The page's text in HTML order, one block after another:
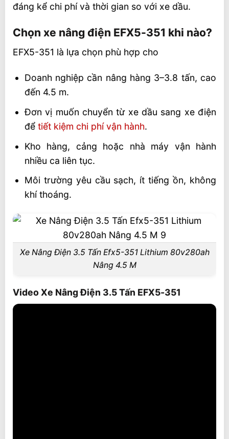
đáng kể chi phí và thời gian so với xe dầu.
Chọn xe nâng điện EFX5-351 khi nào?
EFX5-351 là lựa chọn phù hợp cho
Doanh nghiệp cần nâng hàng 3–3.8 tấn, cao
đến 4.5 m.
Đơn vị muốn chuyển từ xe dầu sang xe điện
để tiết kiệm chi phí vận hành.
Kho hàng, cảng hoặc nhà máy vận hành
nhiều ca liên tục.
Môi trường yêu cầu sạch, ít tiếng ồn, không
khí thoáng.
Xe Nâng Điện 3.5 Tấn Efx5-351 Lithium 80v280ah
Nâng 4.5 M
Video Xe Nâng Điện 3.5 Tấn EFX5-351